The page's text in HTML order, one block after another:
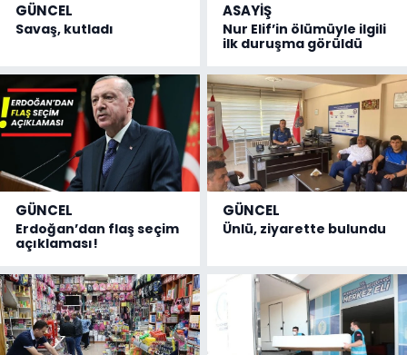
GÜNCEL
Savaş, kutladı
ASAYİŞ
Nur Elif’in ölümüyle ilgili
ilk duruşma görüldü
GÜNCEL
Erdoğan’dan flaş seçim
açıklaması!
GÜNCEL
Ünlü, ziyarette bulundu